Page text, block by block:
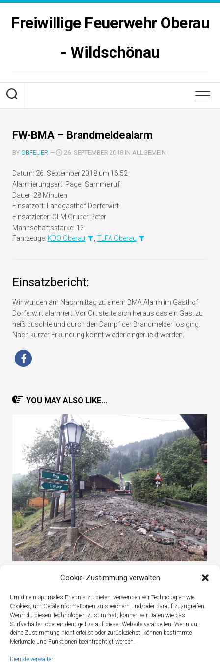
Cookie-Zustimmung verwalten
Um dir ein optimales Erlebnis zu bieten, verwenden wir Technologien wie
Cookies, um Geräteinformationen zu speichern und/oder darauf zuzugreifen.
Wenn du diesen Technologien zustimmst, können wir Daten wie das
Surfverhalten oder eindeutige IDs auf dieser Website verarbeiten. Wenn du
deine Zustimmung nicht erteilst oder zurückziehst, können bestimmte
Merkmale und Funktionen beeinträchtigt werden.
Dienste verwalten
Skip
contentFreiwillige Feuerwehr Oberau
- Wildschönau
FW-BMA – Brandmeldealarm
BY OBFEUER — 26. SEPTEMBER 2018 IN ALLGEMEIN
Datum: 26. September 2018 um 16:52
Alarmierungsart: Pager Sammelruf
Dauer: 28 Minuten
Einsatzort: Landgasthof Dorferwirt
Einsatzleiter: OLM Gruber Peter
Mannschaftsstärke: 12
Fahrzeuge: KDO Oberau TLFA Oberau
Einsatzbericht:
Wir wurden am Nachmittag zu einem BMA Alarm im Gasthof
Dorferwirt alarmiert. Vor Ort stellte sich heraus das ein Gast zu
heiß duschte und durch den Dampf der Brandmelder los ging.
Nach kurzer Erkundung konnt wieder eingerückt werden.
YOU MAY ALSO LIKE...